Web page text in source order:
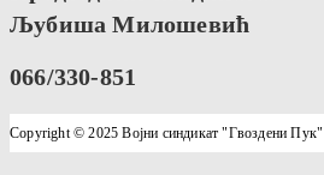
Љубиша Милошевић
066/330-851
Copyright © 2025 Војни синдикат "Гвоздени Пук"